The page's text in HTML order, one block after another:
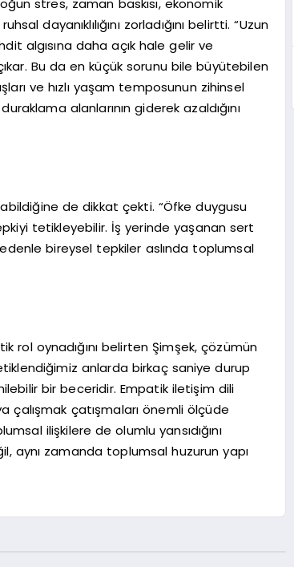
stres, zaman baskısı, ekonomik
dayanıklılığını zorladığını belirtti. “Uzun
algısına daha açık hale gelir ve
Bu da en küçük sorunu bile büyütebilen
ve hızlı yaşam temposunun zihinsel
alanlarının giderek azaldığını
de dikkat çekti. “Öfke duygusu
tetikleyebilir. İş yerinde yaşanan sert
bireysel tepkiler aslında toplumsal
rol oynadığını belirten Şimşek, çözümün
anlarda birkaç saniye durup
bir beceridir. Empatik iletişim dili
çalışmak çatışmaları önemli ölçüde
ilişkilere de olumlu yansıdığını
aynı zamanda toplumsal huzurun yapı